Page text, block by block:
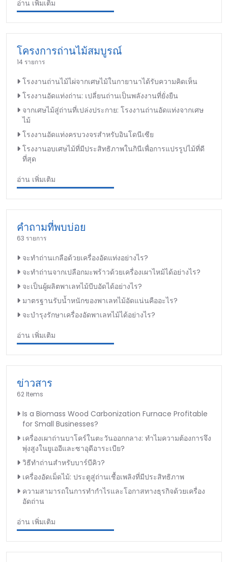
อ่าน เพิ่มเติม
โครงการถ่านไม้สมบูรณ์
14 รายการ
โรงงานถ่านไม้ไผ่จากเศษไม้ในกายานาได้รับความคิดเห็น
โรงงานอัดแท่งถ่าน: เปลี่ยนถ่านเป็นพลังงานที่ยั่งยืน
จากเศษไม้สู่ถ่านที่เปล่งประกาย: โรงงานถ่านอัดแท่งจากเศษ
ไม้
โรงงานอัดแท่งครบวงจรสำหรับอินโดนีเซีย
โรงงานอบเศษไม้ที่มีประสิทธิภาพในกินีเพื่อการแปรรูปไม้ที่ดี
ที่สุด
อ่าน เพิ่มเติม
คำถามที่พบบ่อย
63 รายการ
จะทำถ่านเกลือด้วยเครื่องอัดแท่งอย่างไร?
จะทำถ่านจากเปลือกมะพร้าวด้วยเครื่องเผาไหม้ได้อย่างไร?
จะเป็นผู้ผลิตพาเลทไม้บีบอัดได้อย่างไร?
มาตรฐานรับน้ำหนักของพาเลทไม้อัดแน่นคืออะไร?
จะบำรุงรักษาเครื่องอัดพาเลทไม้ได้อย่างไร?
อ่าน เพิ่มเติม
ข่าวสาร
62 Items
Is a Biomass Wood Carbonization Furnace Profitable
for Small Businesses?
เครื่องเผาถ่านบาโคร์ในตะวันออกกลาง: ทำไมความต้องการจึง
พุ่งสูงในยูเออีและซาอุดีอาระเบีย?
วิธีทำถ่านสำหรับบาร์บีคิว?
เครื่องอัดเม็ดไม้: ประตูสู่ถ่านเชื้อเพลิงที่มีประสิทธิภาพ
ความสามารถในการทำกำไรและโอกาสทางธุรกิจด้วยเครื่อง
อัดถ่าน
อ่าน เพิ่มเติม